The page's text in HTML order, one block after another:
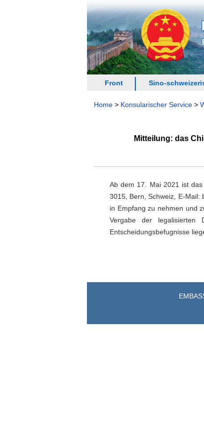
Front Sino-
Home > Konsularischer Service >
Mitteilung: das
Ab dem 17. Mai 2021 ist das
3015, Bern, Schweiz, E-Mail:
in Empfang zu nehmen und
Vergabe der legalisierten
Entscheidungsbefugnisse